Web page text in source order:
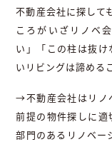
不動産会社に探して
ころがいざリノベ
い」「この柱は抜
いリビングは諦める
→不動産会社はリノ
前提の物件探しに
部門のあるリノベー